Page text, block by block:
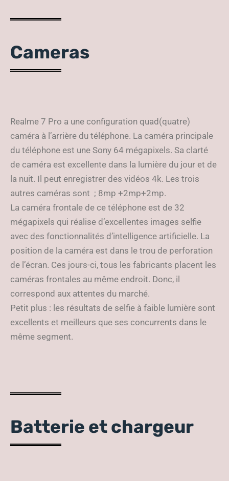
Cameras
Realme 7 Pro a une configuration quad(quatre)
caméra à l’arrière du téléphone. La caméra principale
du téléphone est une Sony 64 mégapixels. Sa clarté
de caméra est excellente dans la lumière du jour et de
la nuit. Il peut enregistrer des vidéos 4k. Les trois
autres caméras sont ; 8mp +2mp+2mp.
La caméra frontale de ce téléphone est de 32
mégapixels qui réalise d’excellentes images selfie
avec des fonctionnalités d’intelligence artificielle. La
position de la caméra est dans le trou de perforation
de l’écran. Ces jours-ci, tous les fabricants placent les
caméras frontales au même endroit. Donc, il
correspond aux attentes du marché.
Petit plus : les résultats de selfie à faible lumière sont
excellents et meilleurs que ses concurrents dans le
même segment.
Batterie et chargeur